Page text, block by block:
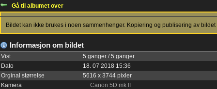
Gå til albumet over
Bildet kan ikke brukes i noen sammenhenger. Kopiering og publisering av bildet
Informasjon om bildet
Vist
5 ganger / 5 ganger
Dato
18. 07 2018 15:36
Orginal størrelse
5616 x 3744 pixler
Kamera
Canon 5D mk II